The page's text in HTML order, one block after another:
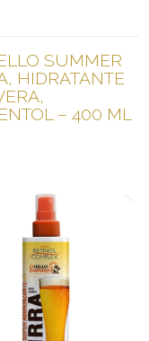
SUMMER
HIDRATANTE
– 400 ML